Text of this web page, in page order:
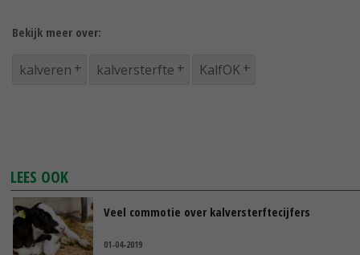
Bekijk meer over:
kalveren kalversterfte KalfOK
LEES OOK
Veel commotie over kalversterftecijfers
01-04-2019